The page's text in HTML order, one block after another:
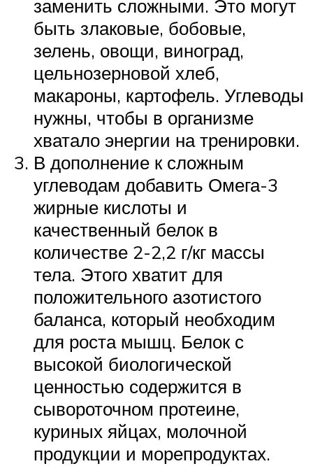
заменить сложными. Это могут
быть злаковые, бобовые,
зелень, овощи, виноград,
цельнозерновой хлеб,
макароны, картофель. Углеводы
нужны, чтобы в организме
хватало энергии на тренировки.
В дополнение к сложным
углеводам добавить Омега-3
жирные кислоты и
качественный белок в
количестве 2-2,2 г/кг массы
тела. Этого хватит для
положительного азотистого
баланса, который необходим
для роста мышц. Белок с
высокой биологической
ценностью содержится в
сывороточном протеине,
куриных яйцах, молочной
продукции и морепродуктах.